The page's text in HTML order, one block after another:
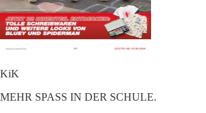
KiK
MEHR SPASS IN DER SCHULE.